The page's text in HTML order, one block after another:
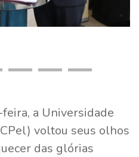
a Universidade
voltou seus olhos
das glórias